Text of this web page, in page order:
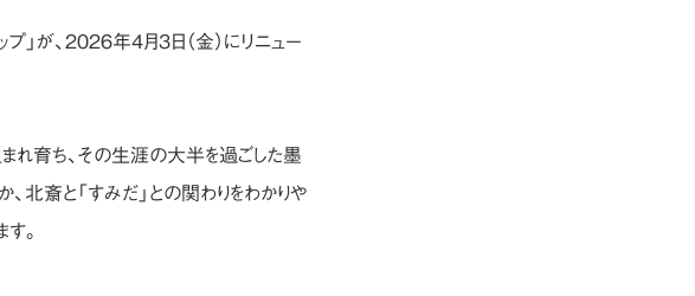
」が、2026年4月3日（金）にリニュー
育ち、その生涯の大半を過ごした墨
斎と「すみだ」との関わりをわかりや
。